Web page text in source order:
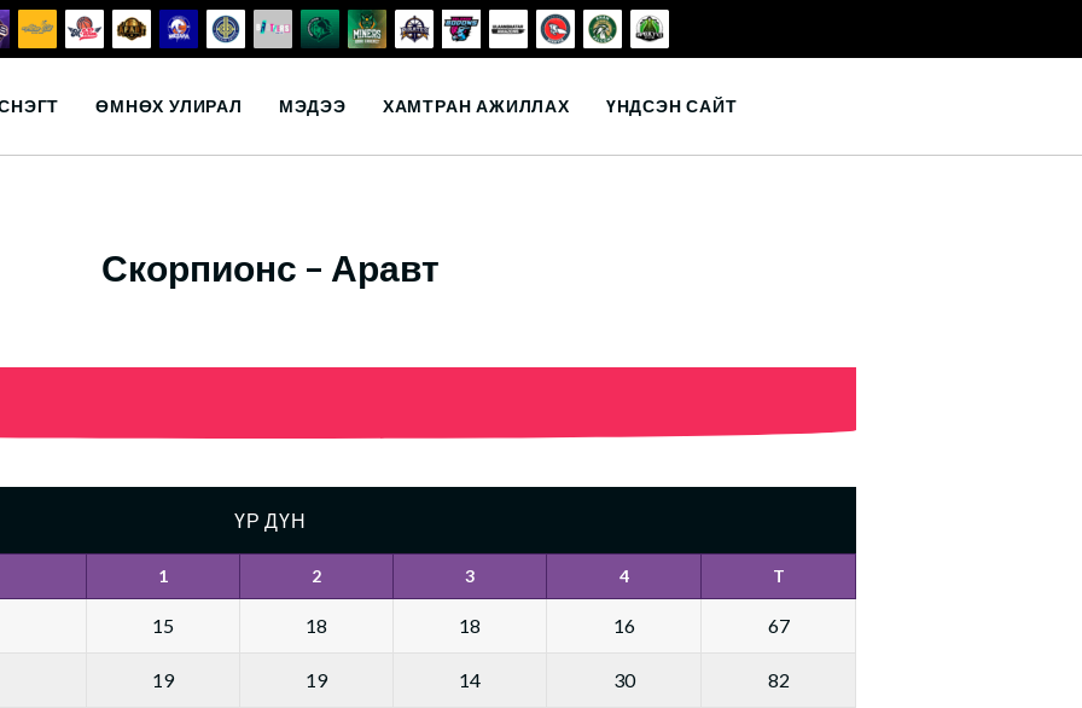
ӨМНӨХ УЛИРАЛ МЭДЭЭ ХАМТРАН АЖИЛЛАХ ҮНДСЭН САЙТ
Скорпионс – Аравт
ҮР ДҮН
1 2 3 4 T
15 18 18 16 67
19 19 14 30 82